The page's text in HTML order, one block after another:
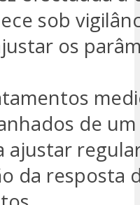
sob
os
de
ajustar
da resposta